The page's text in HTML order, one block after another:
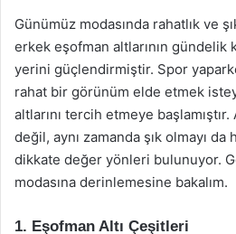
Günümüz modasında rahatlık ve
erkek eşofman altlarının gündelik
yerini güçlendirmiştir. Spor
rahat bir görünüm elde etmek
altlarını tercih etmeye
değil, aynı zamanda şık olmayı
dikkate değer yönleri bulunuyor.
modasına derinlemesine bakalım.
1. Eşofman Altı Çeşitleri